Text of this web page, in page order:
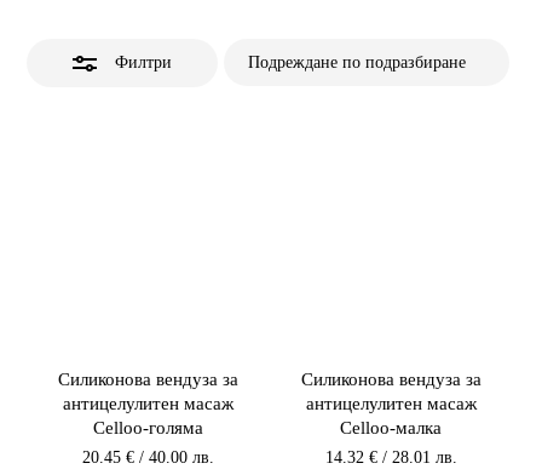
Филтри
Силиконова вендуза за
антицелулитен масаж
Celloo-голяма
20.45€ / 40.00 лв.
Силиконова вендуза за
антицелулитен масаж
Celloo-малка
14.32 €/ 28.01 лв.